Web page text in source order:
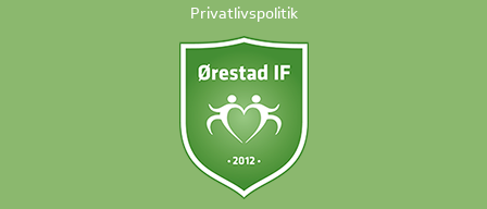
Privatlivspolitik